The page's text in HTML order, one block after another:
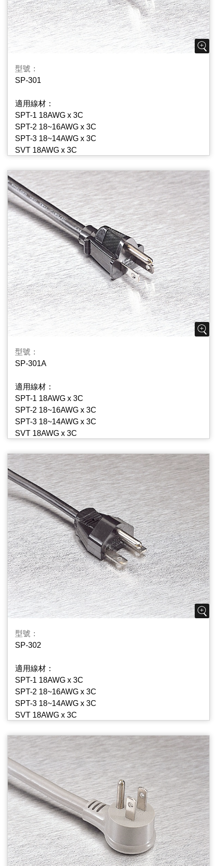
型號：
SP-301
適用線材：
SPT-1 18AWG x 3C
SPT-2 18~16AWG x 3C
SPT-3 18~14AWG x 3C
SVT 18AWG x 3C
ST(W) 14~12AWG x 3C
S 18~14AWG x 3C
SJ 18~14AWG x 3C
HPN 18~14AWG x 3C
SJE 18~16AWG x 3C
型號：
SP-301A
適用線材：
SPT-1 18AWG x 3C
SPT-2 18~16AWG x 3C
SPT-3 18~14AWG x 3C
SVT 18AWG x 3C
ST(W) 14~12AWG x 3C
S 18~14AWG x 3C
SJ 18~14AWG x 3C
HPN 18~14AWG x 3C
SJE 18~16AWG x 3C
型號：
SP-302
適用線材：
SPT-1 18AWG x 3C
SPT-2 18~16AWG x 3C
SPT-3 18~14AWG x 3C
SVT 18AWG x 3C